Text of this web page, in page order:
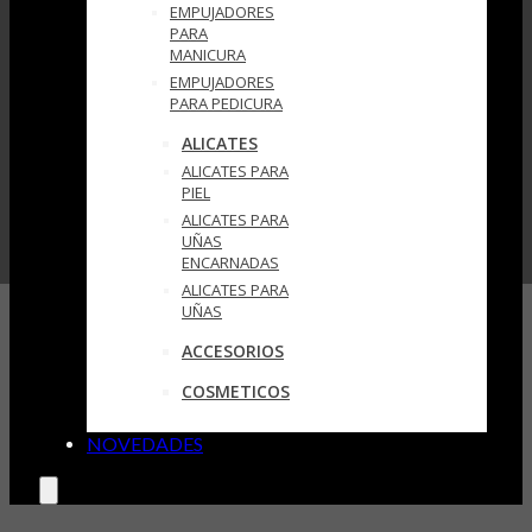
EMPUJADORES
PARA
MANICURA
EMPUJADORES
PARA PEDICURA
ALICATES
ALICATES PARA
PIEL
ALICATES PARA
UÑAS
ENCARNADAS
ALICATES PARA
UÑAS
ACCESORIOS
COSMETICOS
NOVEDADES